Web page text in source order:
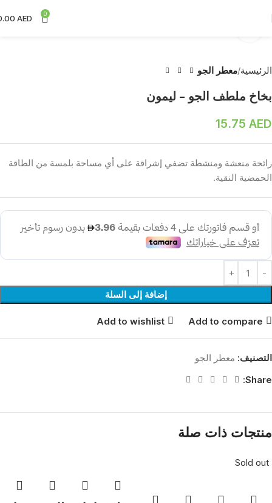
0
AED
الرئيسية معطر الجو
بخاخ ملطف الجو – ليمون
15.75 AED
رائحة منعشة ومنشطة تضفي إشراقة على أي مساحة بلمسة من الطاقة
الحمضية النقية.
إضافة إلى السلة
Add to compare
Add to wishlist
التصنيف: معطر الجو
Share:
منتجات ذات صلة
Sold out